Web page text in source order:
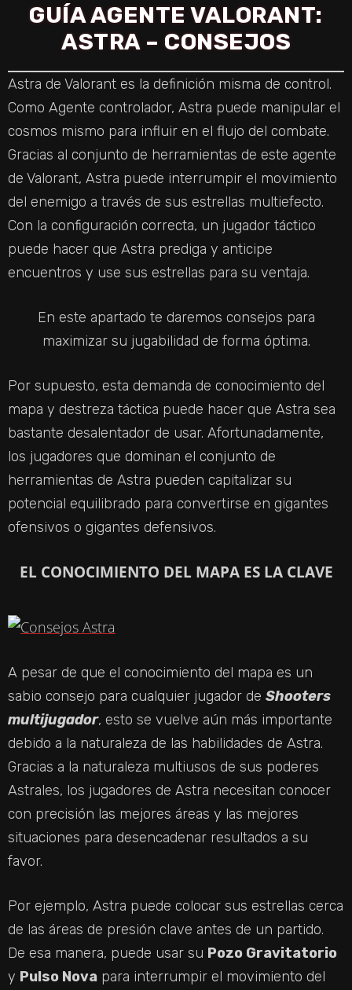
GUÍA AGENTE VALORANT:
ASTRA – CONSEJOS
Astra de Valorant es la definición misma de control.
Como Agente controlador, Astra puede manipular el
cosmos mismo para influir en el flujo del combate.
Gracias al conjunto de herramientas de este agente
de Valorant, Astra puede interrumpir el movimiento
del enemigo a través de sus estrellas multiefecto.
Con la configuración correcta, un jugador táctico
puede hacer que Astra prediga y anticipe
encuentros y use sus estrellas para su ventaja.
En este apartado te daremos consejos para
maximizar su jugabilidad de forma óptima.
Por supuesto, esta demanda de conocimiento del
mapa y destreza táctica puede hacer que Astra sea
bastante desalentador de usar. Afortunadamente,
los jugadores que dominan el conjunto de
herramientas de Astra pueden capitalizar su
potencial equilibrado para convertirse en gigantes
ofensivos o gigantes defensivos.
EL CONOCIMIENTO DEL MAPA ES LA CLAVE
A pesar de que el conocimiento del mapa es un
sabio consejo para cualquier jugador de Shooters
multijugador, esto se vuelve aún más importante
debido a la naturaleza de las habilidades de Astra.
Gracias a la naturaleza multiusos de sus poderes
Astrales, los jugadores de Astra necesitan conocer
con precisión las mejores áreas y las mejores
situaciones para desencadenar resultados a su
favor.
Por ejemplo, Astra puede colocar sus estrellas cerca
de las áreas de presión clave antes de un partido.
De esa manera, puede usar su Pozo Gravitatorio
y Pulso Nova para interrumpir el movimiento del